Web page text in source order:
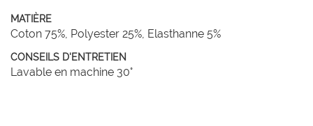
MATIÈRE
Coton 75%, Polyester 25%, Elasthanne 5%
CONSEILS D'ENTRETIEN
Lavable en machine 30°